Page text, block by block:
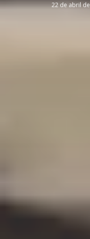
22 de abril